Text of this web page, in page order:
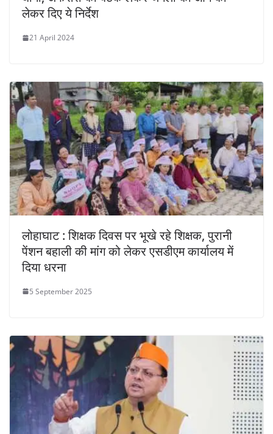
लेकर दिए ये निर्देश
21 April 2024
लोहाघाट : शिक्षक दिवस पर भूखे रहे शिक्षक, पुरानी
पेंशन बहाली की मांग को लेकर एसडीएम कार्यालय में
दिया धरना
5 September 2025